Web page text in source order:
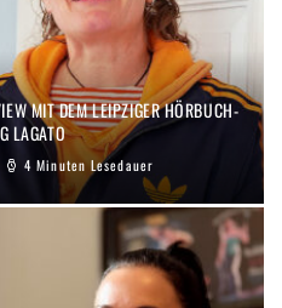
MIT DEM LEIPZIGER HÖRBUCH-
LAGATO
4 Minuten Lesedauer